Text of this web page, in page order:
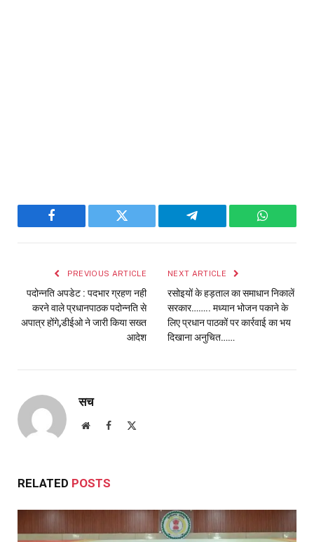
Facebook Twitter Telegram
PREVIOUS ARTICLE
पदोन्नति अपडेट : पदभार ग्रहण नही
करने वाले प्रधानपाठक पदोन्नति से
अपात्र होंगे,डीईओ ने जारी किया सख्त
आदेश
NEXT ARTICLE
रसोइयों के हड़ताल का समाधान निकालें
सरकार…….. मध्यान भोजन पकाने के
लिए प्रधान पाठकों पर कार्रवाई का भय
दिखाना अनुचित……
सच
WebsiteFacebook
RELATED POSTS